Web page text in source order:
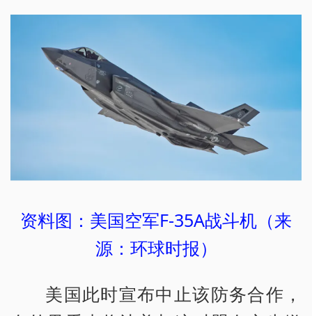
资料图：美国空军F-35A战斗机（来
源：环球时报）
美国此时宣布中止该防务合作，